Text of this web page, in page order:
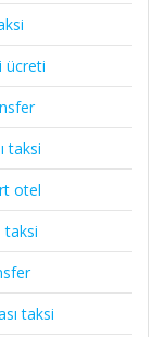
ücreti
taksi
otel
taksi
taksi